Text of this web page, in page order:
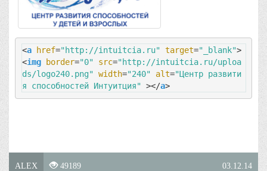
<a href="http://intuitcia.ru" target="_blank">
<img border="0" src="http://intuitcia.ru/uploa
ds/logo240.png" width="240" alt="Центр развити
я способностей Интуитция" ></a>
ALEX 49189 03.12.14